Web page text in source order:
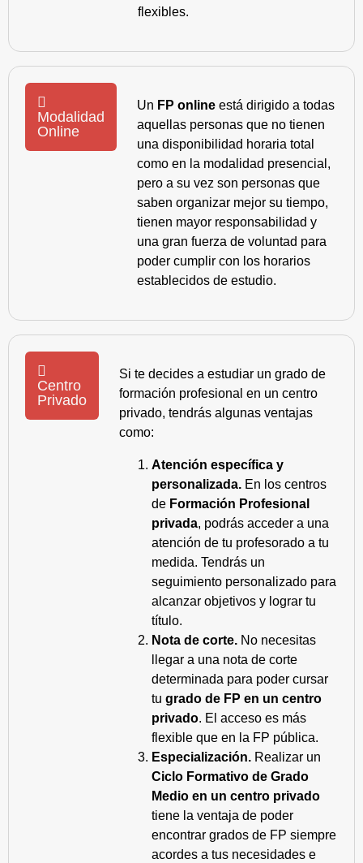
flexibles.
Modalidad
Online
Un FP online está dirigido a todas
aquellas personas que no tienen
una disponibilidad horaria total
como en la modalidad presencial,
pero a su vez son personas que
saben organizar mejor su tiempo,
tienen mayor responsabilidad y
una gran fuerza de voluntad para
poder cumplir con los horarios
establecidos de estudio.
Centro
Privado
Si te decides a estudiar un grado de
formación profesional en un centro
privado, tendrás algunas ventajas
como:
Atención específica y
personalizada. En los centros
de Formación Profesional
privada, podrás acceder a una
atención de tu profesorado a tu
medida. Tendrás un
seguimiento personalizado para
alcanzar objetivos y lograr tu
título.
Nota de corte. No necesitas
llegar a una nota de corte
determinada para poder cursar
tu grado de FP en un centro
privado. El acceso es más
flexible que en la FP pública.
Especialización. Realizar un
Ciclo Formativo de Grado
Medio en un centro privado
tiene la ventaja de poder
encontrar grados de FP siempre
acordes a tus necesidades e